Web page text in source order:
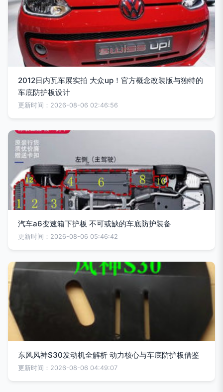
2012日内瓦车展实拍 大众up！官方概念改装版与独特的
车底防护板设计
更新时间：2026-08-06 02:46:56
汽车a6变速箱下护板 不可或缺的车底防护装备
更新时间：2026-08-06 05:46:42
东风风神S30发动机全解析 动力核心与车底防护板借鉴
更新时间：2026-08-06 04:49:07